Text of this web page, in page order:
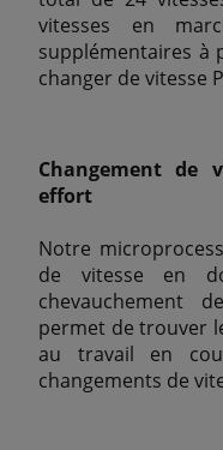
vitesses en
supplémentaires à
changer de vitesse
Changement de
effort
Notre
de vitesse en
chevauchement
permet de trouver
au travail en
changements de